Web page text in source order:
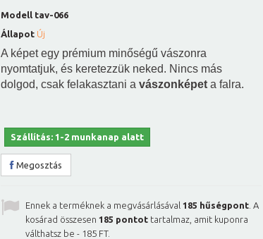
Modell tav-066
Állapot Új
A képet egy prémium minőségű vászonra
nyomtatjuk, és keretezzük neked. Nincs más
dolgod, csak felakasztani a vászonképet a falra.
Szállítás: 1-2 munkanap alatt
Megosztás
Ennek a terméknek a megvásárlásával 185 hűségpont . A
kosárad összesen 185 pontot tartalmaz, amit kuponra
válthatsz be - 185 FT.